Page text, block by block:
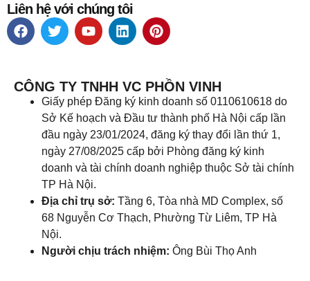
Liên hệ với chúng tôi
CÔNG TY TNHH VC PHỒN VINH
Giấy phép Đăng ký kinh doanh số 0110610618 do
Sở Kế hoạch và Đầu tư thành phố Hà Nội cấp lần
đầu ngày 23/01/2024, đăng ký thay đổi lần thứ 1,
ngày 27/08/2025 cấp bởi Phòng đăng ký kinh
doanh và tài chính doanh nghiệp thuộc Sở tài chính
TP Hà Nội.
Địa chỉ trụ sở: Tầng 6, Tòa nhà MD Complex, số
68 Nguyễn Cơ Thạch, Phường Từ Liêm, TP Hà
Nội.
Người chịu trách nhiệm: Ông Bùi Thọ Anh